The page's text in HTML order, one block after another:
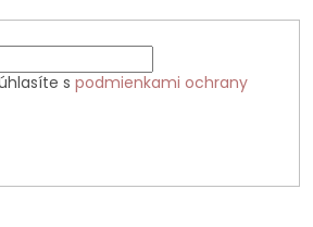
s podmienkami ochrany